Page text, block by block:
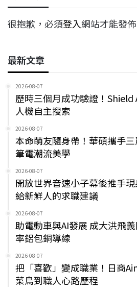
很抱歉，必須登入網站才能發
最新文章
2026-08-07
歷時三個月成功驗證！Shield
人機自主搜索
2026-08-07
本命萌友隨身帶！華碩攜手
筆電潮流美學
2026-08-07
開放世界音速小子幕後推手
給新鮮人的求職建議
2026-08-07
助電動車與AI發展 成大洪飛
率鋁包銅導線
2026-08-07
把「喜歡」變成職業！日商
菜鳥到職人心路歷程